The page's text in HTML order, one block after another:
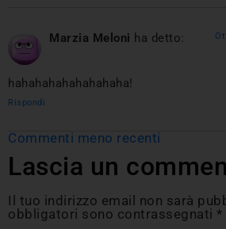
Marzia Meloni ha detto:
hahahahahahahahaha!
Rispondi
Commenti meno recenti
Lascia un
Il tuo indirizzo email non sarà
obbligatori sono contrassegnati *